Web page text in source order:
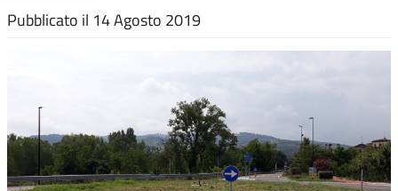
Pubblicato il 14 Agosto 2019